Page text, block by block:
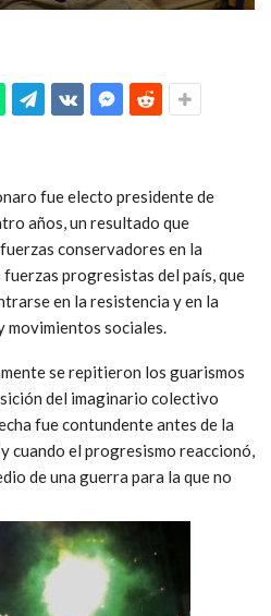
fue electo presidente de
años, un resultado que
conservadores en la
progresistas del país, que
en la resistencia y en la
sociales.
se repitieron los guarismos
del imaginario colectivo
fue contundente antes de la
cuando el progresismo reaccionó,
de una guerra para la que no